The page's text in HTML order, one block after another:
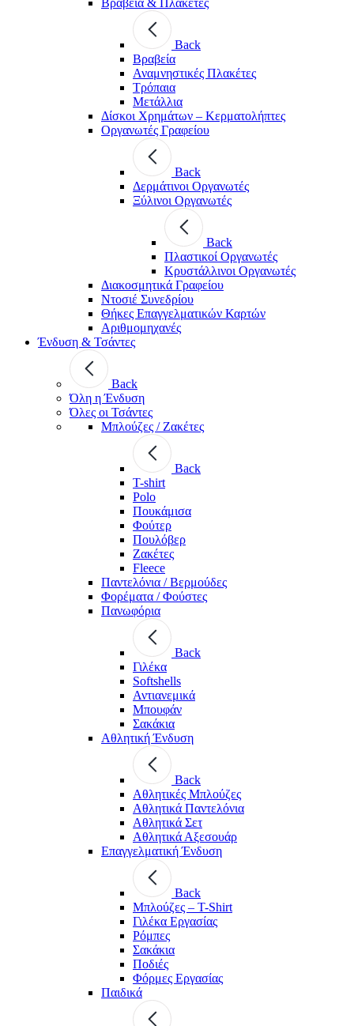
Back
Βραβεία
Αναμνηστικές Πλακέτες
Τρόπαια
Μετάλλια
Δίσκοι Χρημάτων – Κερματολήπτες
Οργανωτές Γραφείου
Back
Δερμάτινοι Οργανωτές
Ξύλινοι Οργανωτές
Back
Πλαστικοί Οργανωτές
Κρυστάλλινοι Οργανωτές
Διακοσμητικά Γραφείου
Ντοσιέ Συνεδρίου
Θήκες Επαγγελματικών Καρτών
Αριθμομηχανές
Ένδυση & Τσάντες
Back
Όλη η Ένδυση
Όλες οι Τσάντες
Μπλούζες / Ζακέτες
Back
T-shirt
Polo
Πουκάμισα
Φούτερ
Πουλόβερ
Ζακέτες
Fleece
Παντελόνια / Βερμούδες
Φορέματα / Φούστες
Πανωφόρια
Back
Γιλέκα
Softshells
Αντιανεμικά
Μπουφάν
Σακάκια
Αθλητική Ένδυση
Back
Aθλητικές Μπλούζες
Αθλητικά Παντελόνια
Αθλητικά Σετ
Αθλητικά Αξεσουάρ
Επαγγελματική Ένδυση
Back
Μπλούζες – T-Shirt
Γιλέκα Εργασίας
Ρόμπες
Σακάκια
Ποδιές
Φόρμες Εργασίας
Παιδικά